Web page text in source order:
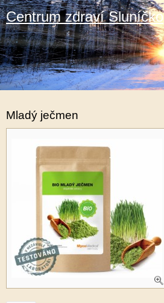
Centrum zdraví Sluníčko
Mladý ječmen